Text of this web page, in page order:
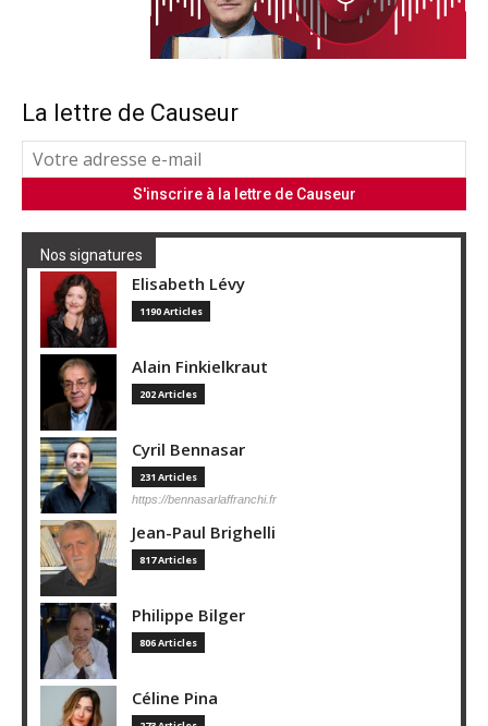
La lettre de Causeur
Nos signatures
Elisabeth Lévy
1190 Articles
Alain Finkielkraut
202 Articles
Cyril Bennasar
231 Articles
https://bennasarlaffranchi.fr
Jean-Paul Brighelli
817 Articles
Philippe Bilger
806 Articles
Céline Pina